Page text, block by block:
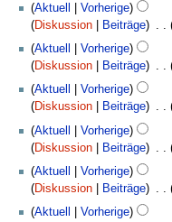
g
f
a
s
s
n
g
e
n
f
a
s
s
n
g
Aktuell
Vorherige
Diskussion
Beiträge
Aktuell
Vorherige
Diskussion
Beiträge
Aktuell
Vorherige
Diskussion
Beiträge
Aktuell
Vorherige
Diskussion
Beiträge
Aktuell
Vorherige
Diskussion
Beiträge
Aktuell
Vorherige